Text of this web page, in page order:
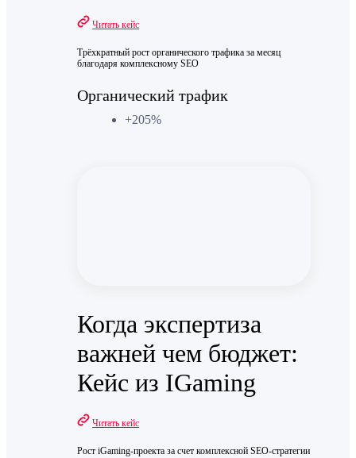
Читать кейс
Трёхкратный рост органического трафика за месяц
благодаря комплексному SEO
Органический трафик
+205%
Когда экспертиза
важней чем бюджет:
Кейс из IGaming
Читать кейс
Рост iGaming-проекта за счет комплексной SEO-стратегии